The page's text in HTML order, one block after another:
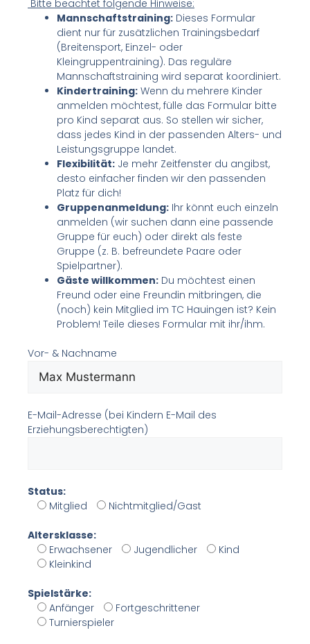
Bitte beachtet folgende Hinweise:
Mannschaftstraining: Dieses Formular
dient nur für zusätzlichen Trainingsbedarf
(Breitensport, Einzel- oder
Kleingruppentraining). Das reguläre
Mannschaftstraining wird separat koordiniert.
Kindertraining: Wenn du mehrere Kinder
anmelden möchtest, fülle das Formular bitte
pro Kind separat aus. So stellen wir sicher,
dass jedes Kind in der passenden Alters- und
Leistungsgruppe landet.
Flexibilität: Je mehr Zeitfenster du angibst,
desto einfacher finden wir den passenden
Platz für dich!
Gruppenanmeldung: Ihr könnt euch einzeln
anmelden (wir suchen dann eine passende
Gruppe für euch) oder direkt als feste
Gruppe (z. B. befreundete Paare oder
Spielpartner).
Gäste willkommen: Du möchtest einen
Freund oder eine Freundin mitbringen, die
(noch) kein Mitglied im TC Hauingen ist? Kein
Problem! Teile dieses Formular mit ihr/ihm.
Vor- & Nachname
E-Mail-Adresse (bei Kindern E-Mail des
Erziehungsberechtigten)
Status:
Mitglied
Nichtmitglied/Gast
Altersklasse:
Erwachsener
Jugendlicher
Kind
Kleinkind
Spielstärke:
Anfänger
Fortgeschrittener
Turnierspieler